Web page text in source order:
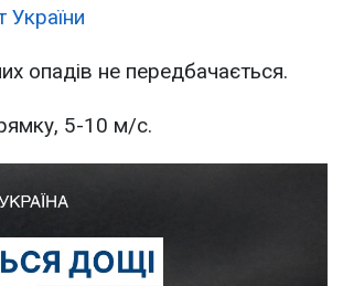
опадів не передбачається.
5-10 м/с.